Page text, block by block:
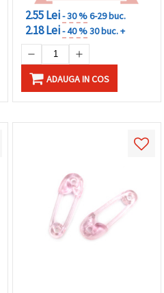
2.55 Lei- 30 %6-29 buc.
2.18 Lei- 40 %30 buc. +
ADAUGA IN COS